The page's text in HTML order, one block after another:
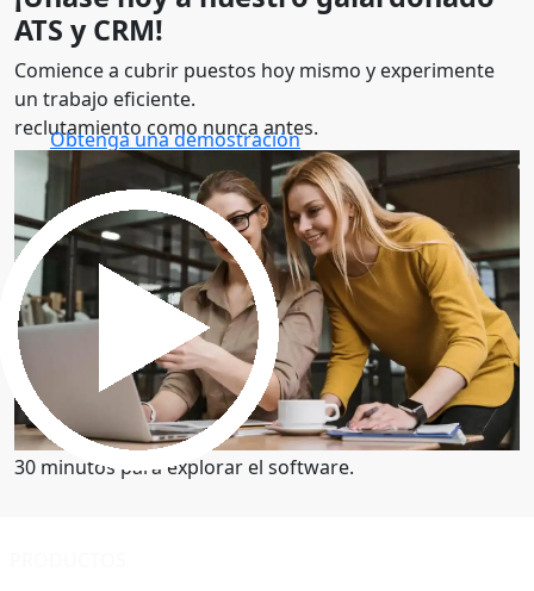
ATS y CRM!
Comience a cubrir puestos hoy mismo y experimente
un trabajo eficiente.
reclutamiento como nunca antes.
Obtenga una demostración
30 minutos para explorar el software.
Obtenga una demostración
30 minutos para explorar el software.